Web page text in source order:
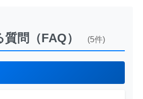
質問（FAQ） (5件)